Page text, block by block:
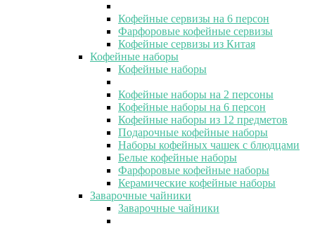
Кофейные сервизы на 6 персон
Фарфоровые кофейные сервизы
Кофейные сервизы из Китая
Кофейные наборы
Кофейные наборы
Кофейные наборы на 2 персоны
Кофейные наборы на 6 персон
Кофейные наборы из 12 предметов
Подарочные кофейные наборы
Наборы кофейных чашек с блюдцами
Белые кофейные наборы
Фарфоровые кофейные наборы
Керамические кофейные наборы
Заварочные чайники
Заварочные чайники